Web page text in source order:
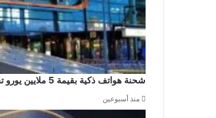
شحنة هواتف ذكية بقيمة 5 ملايين يورو تختفي من مطار سخيبول والشرطة تشن حملة اعتقالات
منذ أسبوعين